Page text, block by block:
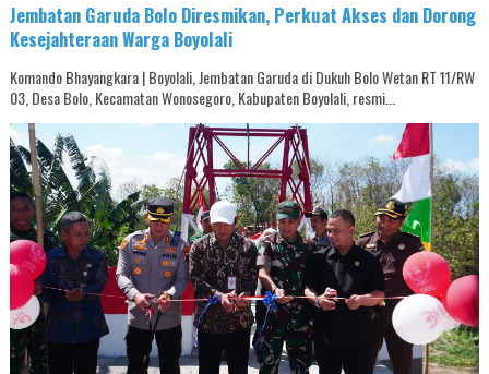
Jembatan Garuda Bolo Diresmikan, Perkuat Akses dan Dorong
Kesejahteraan Warga Boyolali
Komando Bhayangkara | Boyolali, Jembatan Garuda di Dukuh Bolo Wetan RT 11/RW
03, Desa Bolo, Kecamatan Wonosegoro, Kabupaten Boyolali, resmi...